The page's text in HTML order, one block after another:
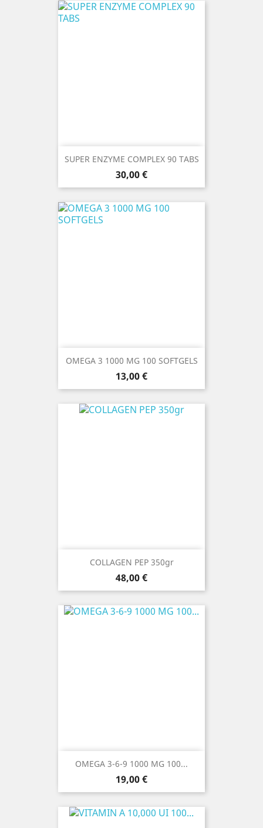
SUPER ENZYME COMPLEX 90 TABS
Prezzo
30,00 €
OMEGA 3 1000 MG 100 SOFTGELS
Prezzo
13,00 €
COLLAGEN PEP 350gr
Prezzo
48,00 €
OMEGA 3-6-9 1000 MG 100...
Prezzo
19,00 €